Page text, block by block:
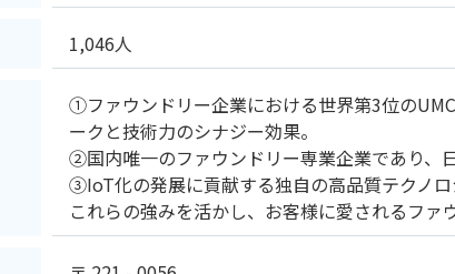
1,046人
①ファウンドリー企業における世界第3位の
ークと技術力のシナジー効果。
②国内唯一のファウンドリー専業企業であり、
③IoT化の発展に貢献する独自の高品質テクノロ
これらの強みを活かし、お客様に愛されるファ